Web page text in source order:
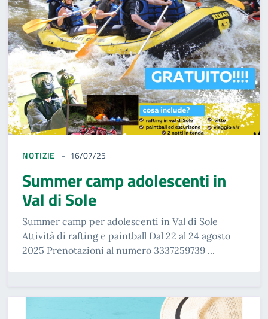
NOTIZIE 16/07/25
Summer camp adolescenti in
Val di Sole
Summer camp per adolescenti in Val di Sole
Attività di rafting e paintball Dal 22 al 24 agosto
2025 Prenotazioni al numero 3337259739 ...